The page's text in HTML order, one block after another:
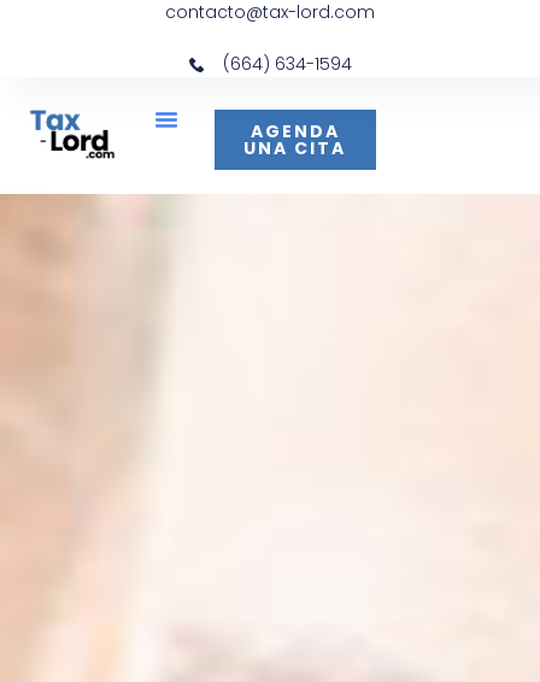
contacto@tax-lord.com
(664) 634-1594
AGENDA
UNA CITA